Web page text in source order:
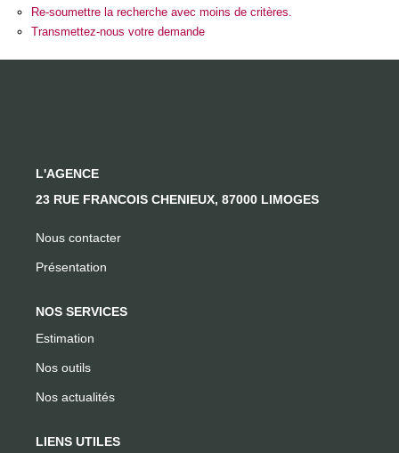
Qui Sommes-Nous
Nos Actualités
Re-soumettre la recherche avec moins de critères.
Transmettez-nous votre demande
L'AGENCE
23 RUE FRANCOIS CHENIEUX, 87000 LIMOGES
Nous contacter
Présentation
NOS SERVICES
Estimation
Nos outils
Nos actualités
LIENS UTILES